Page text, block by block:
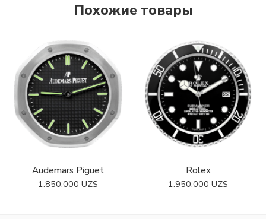
Похожие товары
Audemars Piguet
1.850.000 UZS
Rolex
1.950.000 UZS